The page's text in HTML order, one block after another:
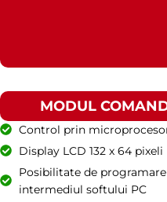
MODUL
Control prin
Display LCD 132 x 64 pixeli
Posibilitate de
intermediul softului PC